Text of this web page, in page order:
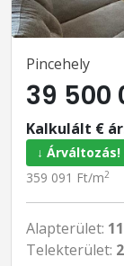
Pincehely
39 500
Kalkulált €
↓ Árváltozás!
359 091 Ft/m2
Alapterület:
Telekterület: